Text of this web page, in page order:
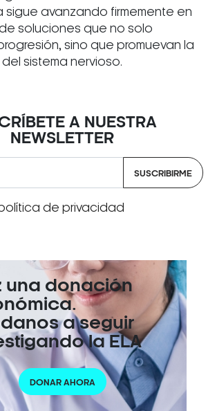
sigue avanzando firmemente en
soluciones que no solo
sino que promuevan la
sistema nervioso.
A NUESTRA
NEWSLETTER
SUSCRIBIRME
de privacidad
una donación
a seguir
la ELA
DONAR AHORA